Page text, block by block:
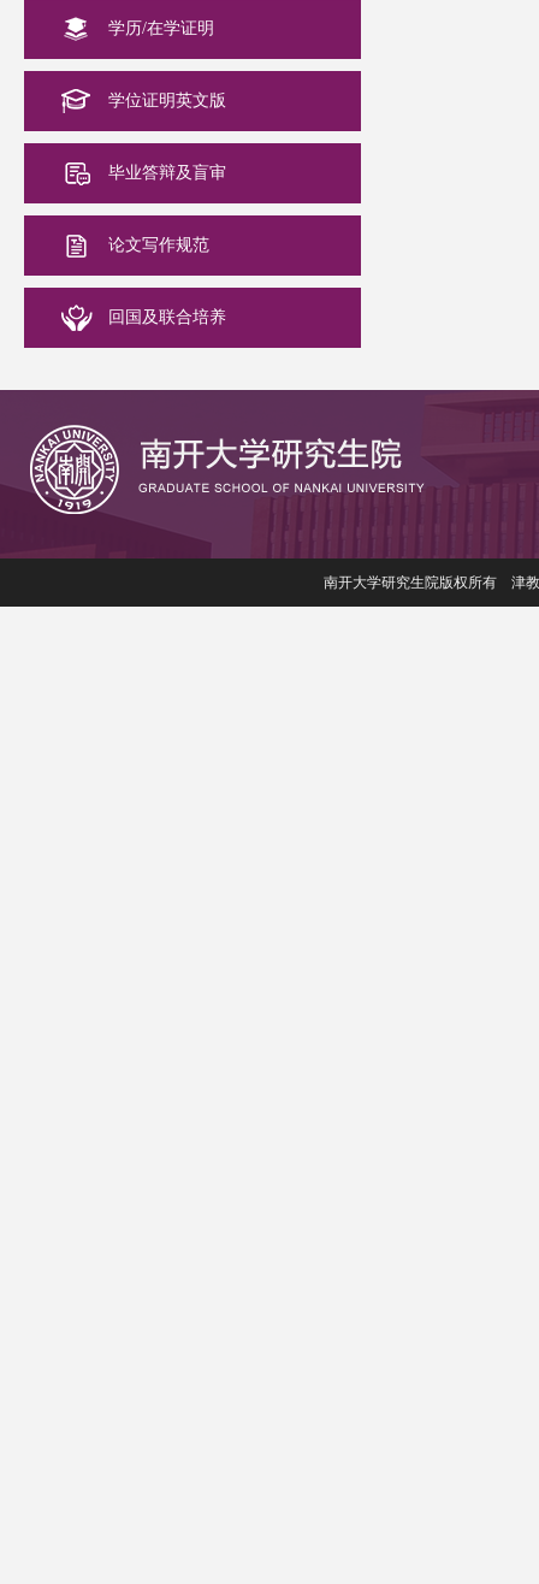
学历/在学证明
学位证明英文版
毕业答辩及盲审
论文写作规范
回国及联合培养
南开大学研究生院版权所有 津